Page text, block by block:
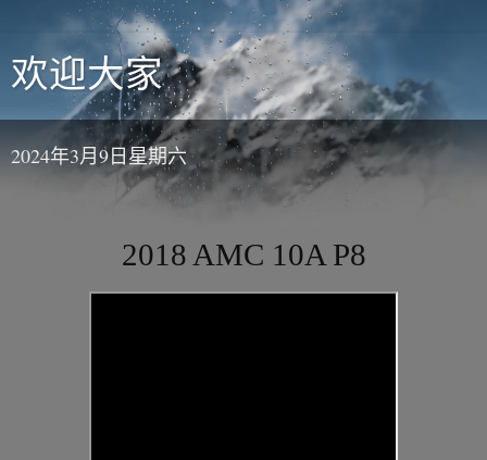
欢迎大家
2024年3月9日星期六
2018 AMC 10A P8